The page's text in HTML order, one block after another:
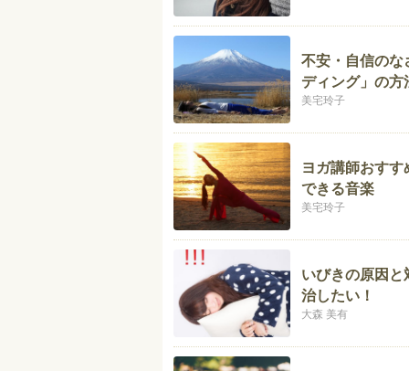
不安・自信のな
ディング」の方
美宅玲子
ヨガ講師おす
できる音楽
美宅玲子
いびきの原因と
治したい！
大森 美有